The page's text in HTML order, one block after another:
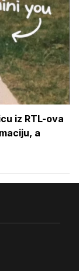
iz RTL-ova
a